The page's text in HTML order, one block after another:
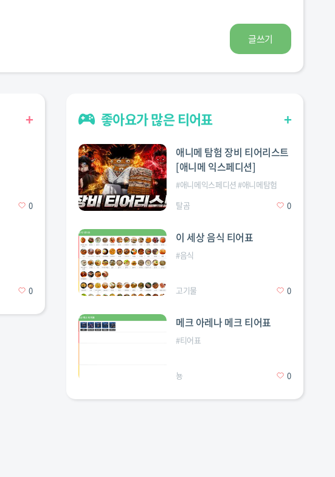
글쓰기
+
0
0
좋아요가 많은 티어표 +
애니메 탐험 장비 티어리스트
[애니메 익스페디션]
#애니메익스페디션 #애니메탐험
탈곰
0
이 세상 음식 티어표
#음식
고기물 0
메크 아레나 메크 티어표
#티어표
뇽 0